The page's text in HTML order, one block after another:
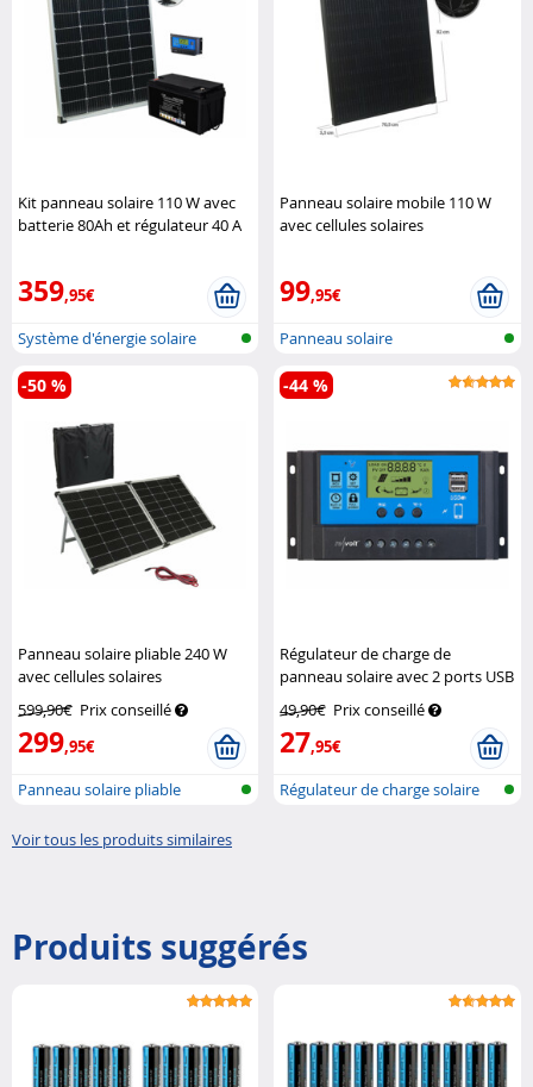
Kit panneau solaire 110 W avec
batterie 80Ah et régulateur 40 A
359,95€
Système d'énergie solaire
Panneau solaire mobile 110 W
avec cellules solaires
99,95€
Panneau solaire
Panneau solaire pliable 240 W
avec cellules solaires
monocristallines - Argenté
599,90€ Prix conseillé
299,95€
-50 %
Panneau solaire pliable
Régulateur de charge de
panneau solaire avec 2 ports USB
49,90€ Prix conseillé
27,95€
-44 %
Régulateur de charge solaire
Voir tous les produits similaires
Produits suggérés